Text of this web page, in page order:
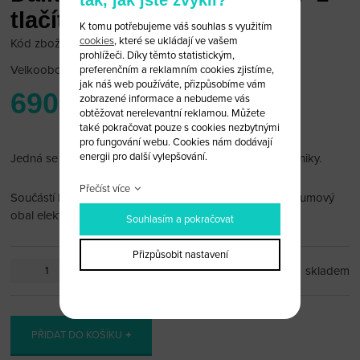
tlačítko (obal)
Kód zboží: Toy B/50
Velkoobchodní cena:po přihlášení
690 Kč
Jedná se pouze o obal, bez čipu immobiliseru a elektroniky.
Součástí balení jsou 3 plastová tlačítka a těsnící menší gumový
obal elektroniky.
ks skladem
PŘIDAT DO KOŠÍKU
K tomu potřebujeme váš souhlas s využitím
cookies, které se ukládají ve vašem
prohlížeči. Díky těmto statistickým,
preferenčním a reklamním cookies zjistíme,
jak náš web používáte, přizpůsobíme vám
zobrazené informace a nebudeme vás
obtěžovat nerelevantní reklamou. Můžete
také pokračovat pouze s cookies nezbytnými
pro fungování webu. Cookies nám dodávají
energii pro další vylepšování.
Přečíst více
Souhlasím a pokračovat
Přizpůsobit nastavení